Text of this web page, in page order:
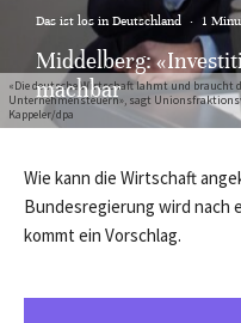
«Die deutsche Wirtschaft lahmt und braucht
Unternehmensteuern», sagt
Kappeler/dpa
Das ist los in Deutschland · 1
Middelberg:
machbar
Wie kann die Wirtschaft
Bundesregierung wird nach
kommt ein Vorschlag.